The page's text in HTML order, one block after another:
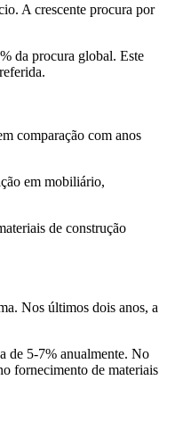
A crescente procura por
da procura global. Este
comparação com anos
em mobiliário,
de construção
Nos últimos dois anos, a
de 5-7% anualmente. No
fornecimento de materiais